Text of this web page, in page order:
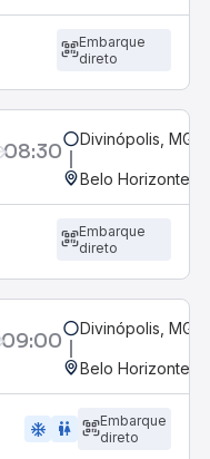
Embarque
direto
08:30 Divinópolis, MG -
Belo Horizonte,
Embarque
direto
09:00 Divinópolis, MG -
Belo Horizonte,
ac_unit wc
Embarque
direto